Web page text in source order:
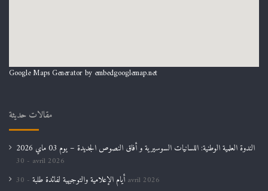
Google Maps Generator by embedgooglemap.net
مقالات حديثة
الندوة العلمية الوطنية: اللسانيات السوسيرية و أفاق النصوص الجديدة – يوم 03 ماي 2026
30 avril 2026
أيام الإعلامية والتوجيهية لفائدة طلبة 30 avril 2026